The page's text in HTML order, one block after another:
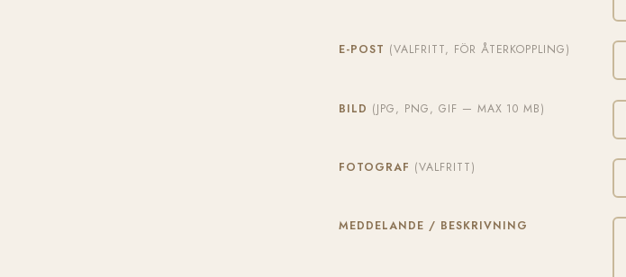
E-POST (VALFRITT, FÖR ÅTERKOPPLING)
BILD (JPG, PNG, GIF — MAX 10 MB)
FOTOGRAF (VALFRITT)
MEDDELANDE / BESKRIVNING